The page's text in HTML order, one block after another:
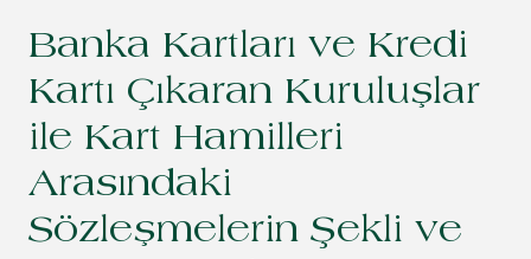
Banka Kartları ve Kredi
Kartı Çıkaran Kuruluşlar
ile Kart Hamilleri
Arasındaki
Sözleşmelerin Şekli ve